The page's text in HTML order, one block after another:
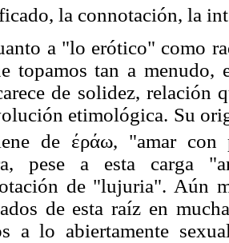
la connotación, la
a "lo erótico" como
topamos tan a menudo,
de solidez, relación
etimológica. Su
de έράω, "amar con
pese a esta carga
de "lujuria". Aún
de esta raíz en
a lo abiertamente